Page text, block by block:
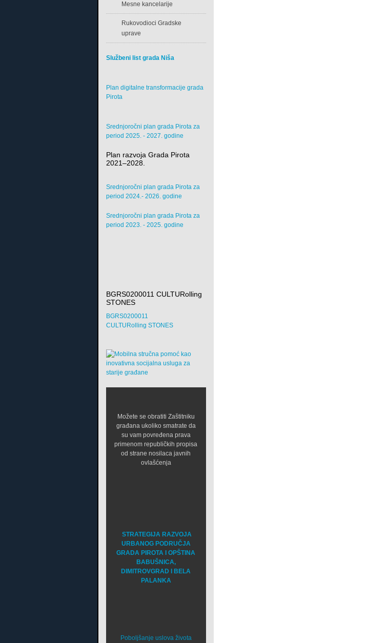
Mesne kancelarije
Rukovodioci Gradske
uprave
Službeni list grada Niša
Plan digitalne transformacije grada
Pirota
Srednjoročni plan grada Pirota za
period 2025. - 2027. godine
Plan razvoja Grada Pirota
2021–2028.
Srednjoročni plan grada Pirota za
period 2024.- 2026. godine
Srednjoročni plan grada Pirota za
period 2023. - 2025. godine
BGRS0200011 CULTURolling
STONES
BGRS0200011
CULTURolling STONES
Možete se obratiti Zaštitniku
građana ukoliko smatrate da
su vam povređena prava
primenom republičkih propisa
od strane nosilaca javnih
ovlašćenja
STRATEGIJA RAZVOJA
URBANOG PODRUČJA
GRADA PIROTA I OPŠTINA
BABUŠNICA,
DIMITROVGRAD I BELA
PALANKA
Poboljšanje uslova života